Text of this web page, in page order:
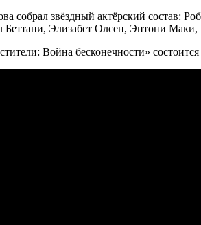
собрал звёздный актёрский состав:
Элизабет Олсен, Энтони Маки,
Война бесконечности»